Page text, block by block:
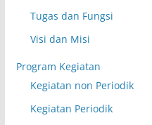
Tugas dan Fungsi
Visi dan Misi
Program Kegiatan
Kegiatan non Periodik
Kegiatan Periodik